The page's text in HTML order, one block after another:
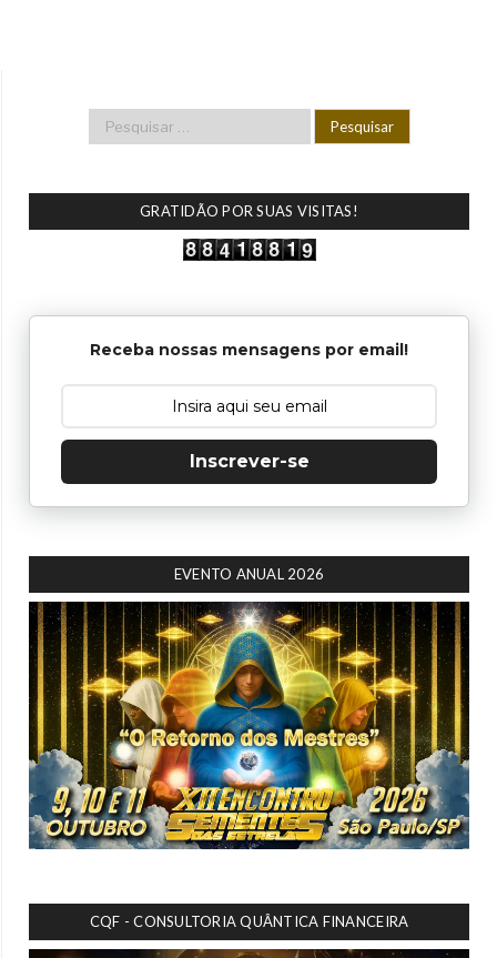
GRATIDÃO POR SUAS VISITAS!
Receba nossas mensagens por email!
Inscrever-se
EVENTO ANUAL 2026
CQF - CONSULTORIA QUÂNTICA FINANCEIRA